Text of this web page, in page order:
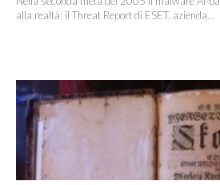
alla realtà: il Threat Report di ESET, azienda...